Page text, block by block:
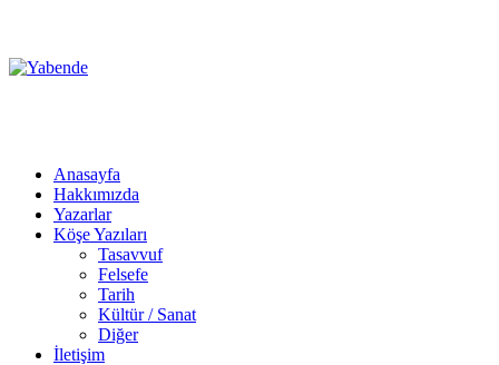
Anasayfa
Hakkımızda
Yazarlar
Köşe Yazıları
Tasavvuf
Felsefe
Tarih
Kültür / Sanat
Diğer
İletişim